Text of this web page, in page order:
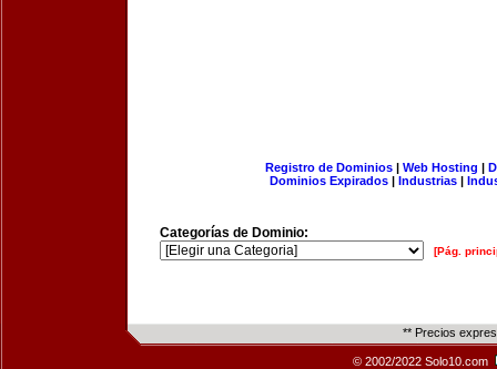
Registro de Dominios| Web Hosting |
Dominios Expirados | Industrias |
Categorías de Dominio:
[Pág.
** Precios
© 2002/2022 Solo10.com